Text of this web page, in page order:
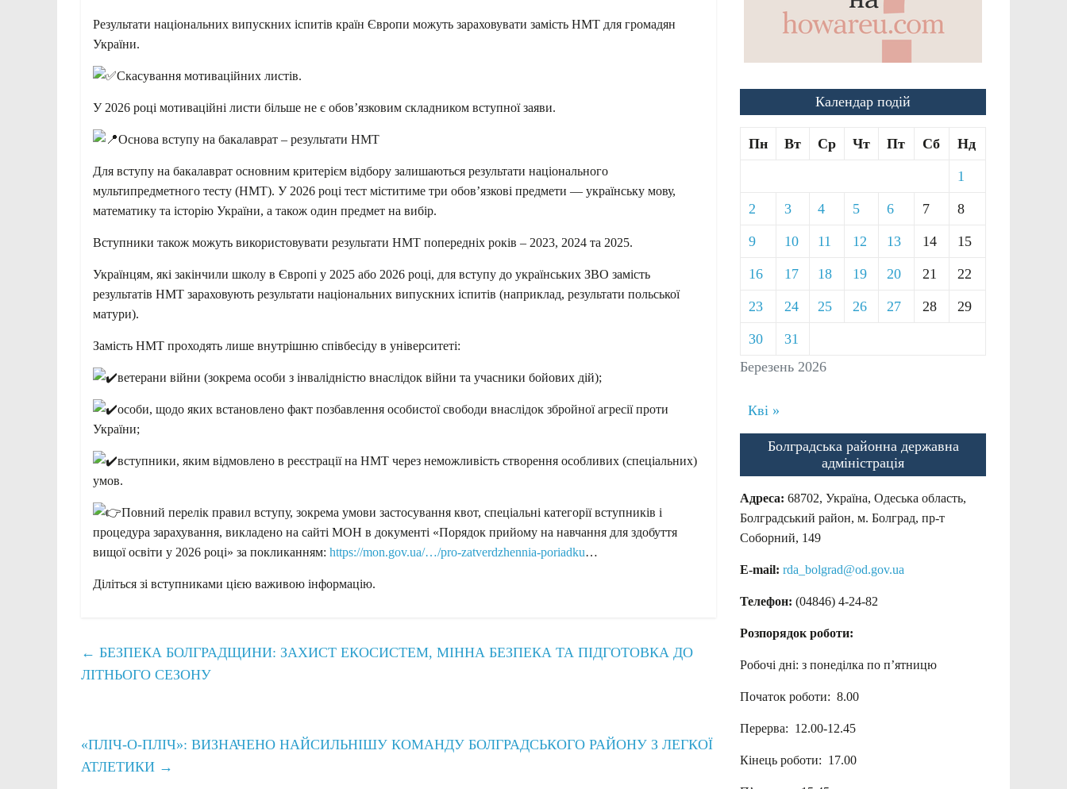
Результати національних випускних іспитів країн Європи можуть зараховувати замість НМТ для громадян
України.
Скасування мотиваційних листів.
У 2026 році мотиваційні листи більше не є обов’язковим складником вступної заяви.
Основа вступу на бакалаврат – результати НМТ
Для вступу на бакалаврат основним критерієм відбору залишаються результати національного
мультипредметного тесту (НМТ). У 2026 році тест міститиме три обов’язкові предмети — українську мову,
математику та історію України, а також один предмет на вибір.
Вступники також можуть використовувати результати НМТ попередніх років – 2023, 2024 та 2025.
Українцям, які закінчили школу в Європі у 2025 або 2026 році, для вступу до українських ЗВО замість
результатів НМТ зараховують результати національних випускних іспитів (наприклад, результати польської
матури).
Замість НМТ проходять лише внутрішню співбесіду в університеті:
ветерани війни (зокрема особи з інвалідністю внаслідок війни та учасники бойових дій);
особи, щодо яких встановлено факт позбавлення особистої свободи внаслідок збройної агресії проти
України;
вступники, яким відмовлено в реєстрації на НМТ через неможливість створення особливих (спеціальних)
умов.
Повний перелік правил вступу, зокрема умови застосування квот, спеціальні категорії вступників і
процедура зарахування, викладено на сайті МОН в документі «Порядок прийому на навчання для здобуття
вищої освіти у 2026 році» за покликанням: https://mon.gov.ua/…/pro-zatverdzhennia-poriadku…
Діліться зі вступниками цією важивою інформацію.
← БЕЗПЕКА БОЛГРАДЩИНИ: ЗАХИСТ ЕКОСИСТЕМ, МІННА БЕЗПЕКА ТА ПІДГОТОВКА ДО
ЛІТНЬОГО СЕЗОНУ
«ПЛІЧ-О-ПЛІЧ»: ВИЗНАЧЕНО НАЙСИЛЬНІШУ КОМАНДУ БОЛГРАДСЬКОГО РАЙОНУ З ЛЕГКОЇ
АТЛЕТИКИ →
Календар подій
Березень 2026
Пн Вт Ср Чт Пт Сб Нд
1
2 3 4 5 6 7 8
9 10 11 12 13 14 15
16 17 18 19 20 21 22
23 24 25 26 27 28 29
30 31
Кві »
Болградська районна державна
адміністрація
Адреса: 68702, Україна, Одеська область,
Болградський район, м. Болград, пр-т
Соборний, 149
E-mail: rda_bolgrad@od.gov.ua
Телефон: (04846) 4-24-82
Розпорядок роботи:
Робочі дні: з понеділка по п’ятницю
Початок роботи: 8.00
Перерва: 12.00-12.45
Кінець роботи: 17.00